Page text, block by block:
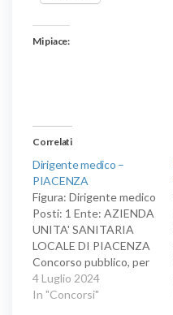
Mi piace:
Correlati
Dirigente medico –
PIACENZA
Figura: Dirigente medico
Posti: 1 Ente: AZIENDA
UNITA' SANITARIA
LOCALE DI PIACENZA
Concorso pubblico, per
titoli ed esami, per la
copertura di un posto di
4 Luglio 2024
In "Concorsi"